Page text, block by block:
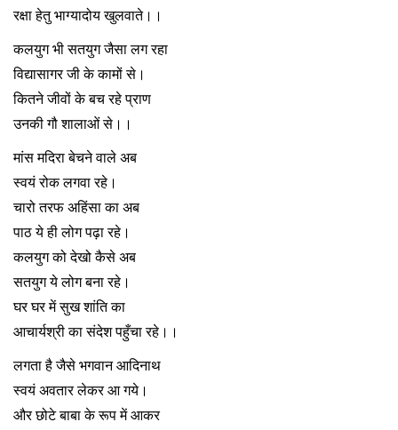
रक्षा हेतु भाग्यादोय खुलवाते।।
कलयुग भी सतयुग जैसा लग रहा
विद्यासागर जी के कामों से।
कितने जीवों के बच रहे प्राण
उनकी गौ शालाओं से।।
मांस मदिरा बेचने वाले अब
स्वयं रोक लगवा रहे।
चारो तरफ अहिंसा का अब
पाठ ये ही लोग पढ़ा रहे।
कलयुग को देखो कैसे अब
सतयुग ये लोग बना रहे।
घर घर में सुख शांति का
आचार्यश्री का संदेश पहुँचा रहे।।
लगता है जैसे भगवान आदिनाथ
स्वयं अवतार लेकर आ गये।
और छोटे बाबा के रूप में आकर